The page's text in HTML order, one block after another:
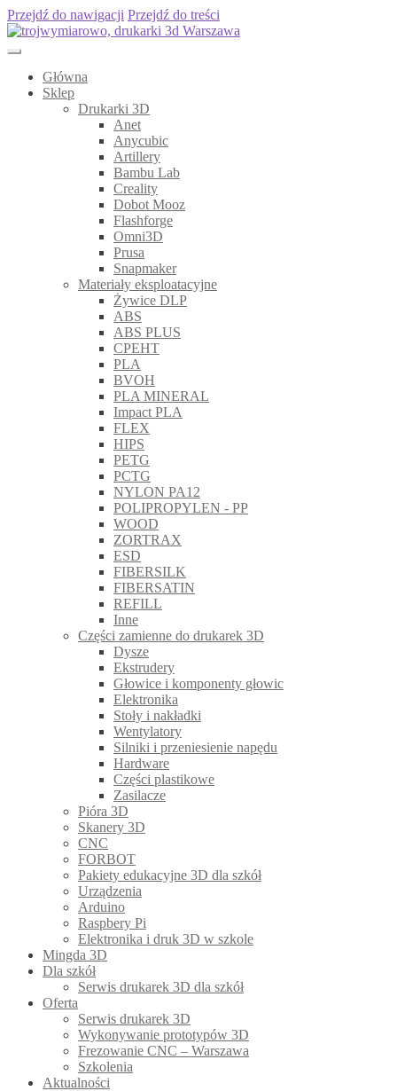
Przejdź do nawigacji Przejdź do treści
Główna
Sklep
Drukarki 3D
Anet
Anycubic
Artillery
Bambu Lab
Creality
Dobot Mooz
Flashforge
Omni3D
Prusa
Snapmaker
Materiały eksploatacyjne
Żywice DLP
ABS
ABS PLUS
CPEHT
PLA
BVOH
PLA MINERAL
Impact PLA
FLEX
HIPS
PETG
PCTG
NYLON PA12
POLIPROPYLEN - PP
WOOD
ZORTRAX
ESD
FIBERSILK
FIBERSATIN
REFILL
Inne
Części zamienne do drukarek 3D
Dysze
Ekstrudery
Głowice i komponenty głowic
Elektronika
Stoły i nakładki
Wentylatory
Silniki i przeniesienie napędu
Hardware
Części plastikowe
Zasilacze
Pióra 3D
Skanery 3D
CNC
FORBOT
Pakiety edukacyjne 3D dla szkół
Urządzenia
Arduino
Raspbery Pi
Elektronika i druk 3D w szkole
Mingda 3D
Dla szkół
Serwis drukarek 3D dla szkół
Oferta
Serwis drukarek 3D
Wykonywanie prototypów 3D
Frezowanie CNC – Warszawa
Szkolenia
Aktualności